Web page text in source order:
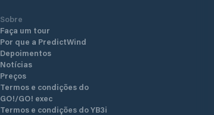
Sobre
Faça um tour
Por que a PredictWind
Depoimentos
Notícias
Preços
Termos e condições do
GO!/GO! exec
Termos e condições do YB3i